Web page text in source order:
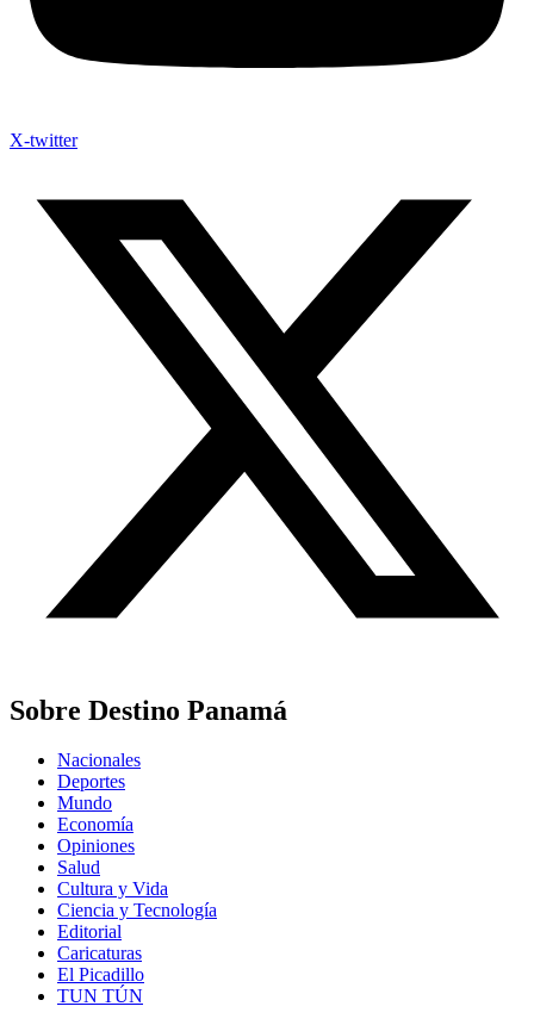
X-twitter
Sobre Destino Panamá
Nacionales
Deportes
Mundo
Economía
Opiniones
Salud
Cultura y Vida
Ciencia y Tecnología
Editorial
Caricaturas
El Picadillo
TUN TÚN